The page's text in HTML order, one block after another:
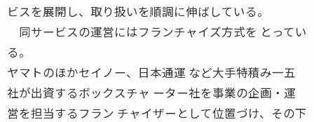
ビスを展開し、取り扱いを順調に伸ばしている。
同サービスの運営にはフランチャイズ方式を とってい
る。
ヤマトのほかセイノー、日本通運 など大手特積み一五
社が出資するボックスチャ ーター社を事業の企画・運
営を担当するフラン チャイザーとして位置づけ、その下